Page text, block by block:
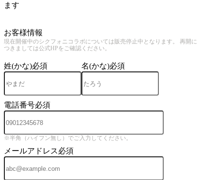
ます
お客様情報
現在開催中のシクフォニコラボについては販売停止中となります。 再開に
つきましては公式HPをご確認ください。
姓(かな)必須 名(かな)必須
電話番号必須
※半角（ハイフン無し）でご入力してください。
メールアドレス必須